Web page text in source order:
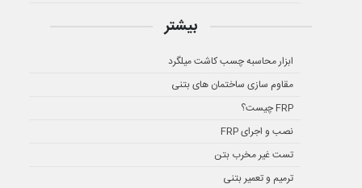
بیشتر
ابزار محاسبه چسب کاشت میلگرد
مقاوم سازی ساختمان های بتنی
FRP چیست؟
نصب و اجرای FRP
تست غیر مخرب بتن
ترمیم و تعمیر بتنی